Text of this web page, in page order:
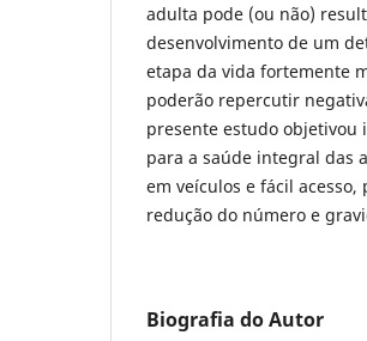
adulta pode (ou não)
desenvolvimento de um
etapa da vida fortemente
poderão repercutir
presente estudo objetivou
para a saúde integral das
em veículos e fácil
redução do número e
Biografia do Autor